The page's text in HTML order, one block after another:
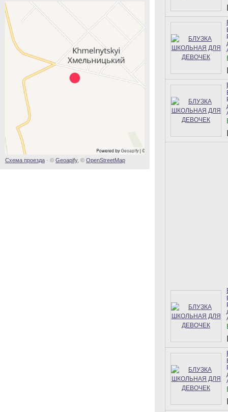
Схема проезда · © Geoapify, © OpenStreetMap